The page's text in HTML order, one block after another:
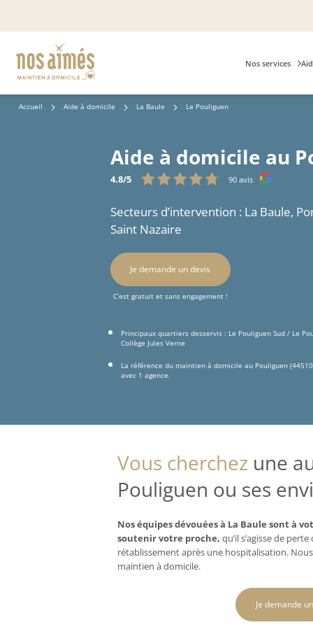
Nos services
Accueil Aide à domicile La Baule Le Pouliguen
Aide à domicile au
4.8/5 90 avis
Secteurs d’intervention : La Baule,
Saint Nazaire
Je demande un devis
C’est gratuit et sans engagement !
Principaux quartiers desservis : Le Pouliguen Sud / Le
Collège Jules Verne
La référence du maintien à domicile au Pouliguen
avec 1 agence.
Vous cherchez une
Pouliguen ou ses
Nos équipes dévouées à La Baule sont à
soutenir votre proche, qu’il s’agisse de
rétablissement après une hospitalisation.
maintien à domicile.
Je demande